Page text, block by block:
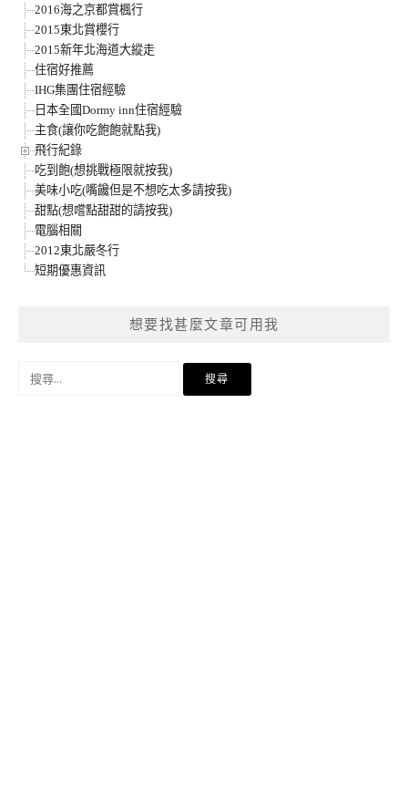
2016海之京都賞楓行
2015東北賞櫻行
2015新年北海道大縱走
住宿好推薦
IHG集團住宿經驗
日本全國Dormy inn住宿經驗
主食(讓你吃飽飽就點我)
飛行紀錄
吃到飽(想挑戰極限就按我)
美味小吃(嘴饞但是不想吃太多請按我)
甜點(想嚐點甜甜的請按我)
電腦相關
2012東北嚴冬行
短期優惠資訊
想要找甚麼文章可用我